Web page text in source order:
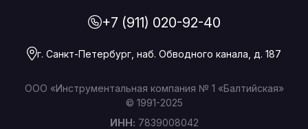
+7 (911) 020-92-40
г. Санкт-Петербург, наб. Обводного канала, д. 187
ООО «Инструментальная компания № 1 «Балтийская»
© 1991-2025
ИНН: 7839008042